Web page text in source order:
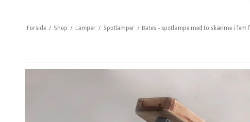
Forside / Shop / Lamper / Spotlamper / Bates - spotlampe med to skærme i fem